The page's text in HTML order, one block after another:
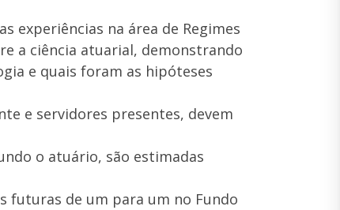
experiências na área de Regimes
a ciência atuarial, demonstrando
e quais foram as hipóteses
e servidores presentes, devem
o atuário, são estimadas
futuras de um para um no Fundo